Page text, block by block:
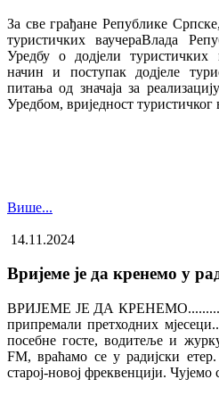
За све грађане Републике
туристичких ваучера​Влада
Уредбу о додјели туристичких
начин и поступак додјеле
питања од значаја за
Уредбом, вриједност туристичког
Више...
14.11.2024
Вријеме је да кренемо у
ВРИЈЕМЕ ЈЕ ДА КРЕНЕМО...........
припремали претходних
посебне госте, водитеље и
FM, враћамо се у радијски
старој-новој фреквенцији. Чујемо